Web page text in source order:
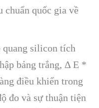
chuẩn quốc gia về
quang silicon tích
bảng trắng, Δ E *
điều khiển trong
đo và sự thuận tiện